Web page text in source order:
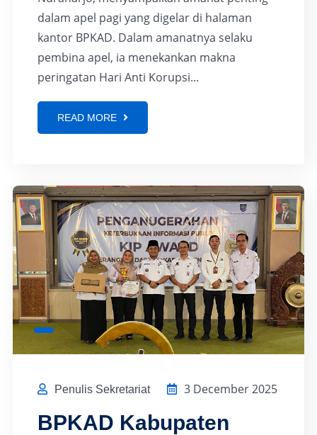
dalam apel pagi yang digelar di halaman
kantor BPKAD. Dalam amanatnya selaku
pembina apel, ia menekankan makna
peringatan Hari Anti Korupsi...
READ MORE
Penulis Sekretariat 3 December 2025
BPKAD Kabupaten